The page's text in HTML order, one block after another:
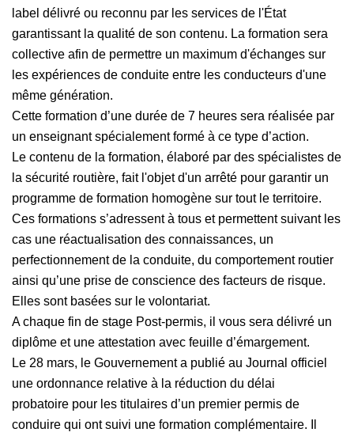
label délivré ou reconnu par les services de l'État
garantissant la qualité de son contenu. La formation sera
collective afin de permettre un maximum d'échanges sur
les expériences de conduite entre les conducteurs d'une
même génération.
Cette formation d’une durée de 7 heures sera réalisée par
un enseignant spécialement formé à ce type d’action.
Le contenu de la formation, élaboré par des spécialistes de
la sécurité routière, fait l'objet d'un arrêté pour garantir un
programme de formation homogène sur tout le territoire.
Ces formations s’adressent à tous et permettent suivant les
cas une réactualisation des connaissances, un
perfectionnement de la conduite, du comportement routier
ainsi qu’une prise de conscience des facteurs de risque.
Elles sont basées sur le volontariat.
A chaque fin de stage Post-permis, il vous sera délivré un
diplôme et une attestation avec feuille d’émargement.
Le 28 mars, le Gouvernement a publié au Journal officiel
une ordonnance relative à la réduction du délai
probatoire pour les titulaires d’un premier permis de
conduire qui ont suivi une formation complémentaire. Il